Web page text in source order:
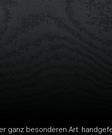
ganz besonderen Art: